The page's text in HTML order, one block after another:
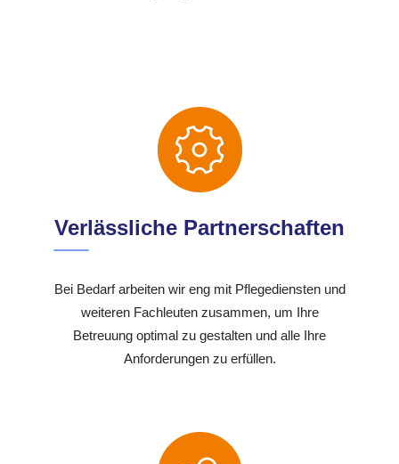
Verlässliche Partnerschaften
Bei Bedarf arbeiten wir eng mit Pflegediensten und
weiteren Fachleuten zusammen, um Ihre
Betreuung optimal zu gestalten und alle Ihre
Anforderungen zu erfüllen.